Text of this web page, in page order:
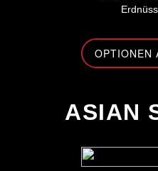
OPTIONEN
ASIAN